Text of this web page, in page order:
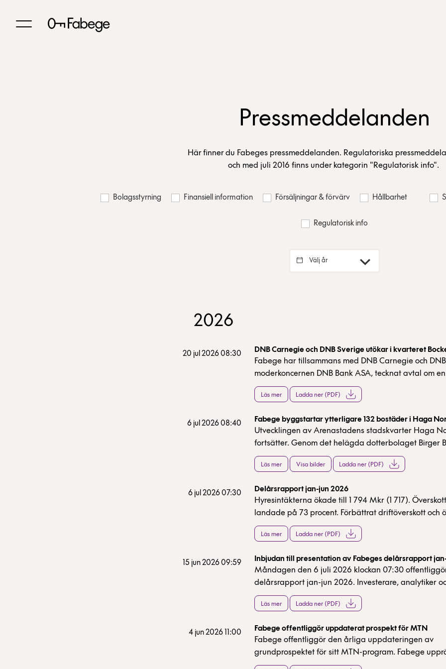
Pressmeddelanden
Här finner du Fabeges pressmeddelanden. Regulatoriska
och med juli 2016 finns under kategorin "Regulatorisk info".
Bolagsstyrning Finansiell information Försäljningar & förvärv Hållbarhet
Regulatorisk info
Välj år
2026
20 jul 2026 08:30 DNB Carnegie och DNB Sverige utökar i kvarteret
Fabege har tillsammans med DNB Carnegie och
moderkoncernen DNB Bank ASA, tecknat avtal om
och utökad förhyrning i kvarteret Bocken på
Stockholm. Genom avtalet samlas DNB Carnegie
Sverige under samma tak i centrala Stockholm.
Läs mer Ladda ner (PDF)
6 jul 2026 08:40 Fabege byggstartar ytterligare 132 bostäder i Haga
Utvecklingen av Arenastadens stadskvarter Haga
fortsätter. Genom det helägda dotterbolaget Birger
byggstartar Fabege ytterligare 132
stadsdelens fjärde bostadskvarter. Produktionsstart
Läs mer Visa bilder Ladda ner (PDF)
6 jul 2026 07:30 Delårsrapport jan-jun 2026
Hyresintäkterna ökade till 1 794 Mkr (1 717).
landade på 73 procent. Förbättrat driftöverskott och
från bostadsutvecklingen innebar att
med 18 procent till 773 Mkr (657). Nettouthyrning
uthyrningsgraden förbättrades till 87 procent.
Läs mer Ladda ner (PDF)
15 jun 2026 09:59 Inbjudan till presentation av Fabeges delårsrapport
Måndagen den 6 juli 2026 klockan 07:30
delårsrapport jan-jun 2026. Investerare, analytiker
intressenter inbjuds att delta vid en webbsändning
telefonkonferens klockan 09:30 samma dag.
Läs mer Ladda ner (PDF)
4 jun 2026 11:00 Fabege offentliggör uppdaterat prospekt för MTN
Fabege offentliggör den årliga uppdateringen av
grundprospektet för sitt MTN-program. Fabege
ett MTN-program (Medium Term Notes) för